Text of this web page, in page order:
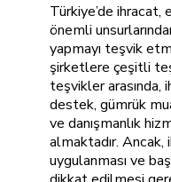
Türkiye’de ihracat,
önemli
yapmayı teşvik
şirketlere çeşitli
teşvikler arasında,
destek, gümrük
ve danışmanlık
almaktadır.
uygulanması ve